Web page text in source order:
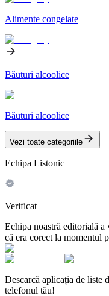
Alimente congelate
Băuturi alcoolice
Băuturi alcoolice
Vezi toate categoriile
Echipa Listonic
Verificat
Echipa noastră editorială a
că era corect la momentul
Descarcă aplicația de liste
telefonul tău!